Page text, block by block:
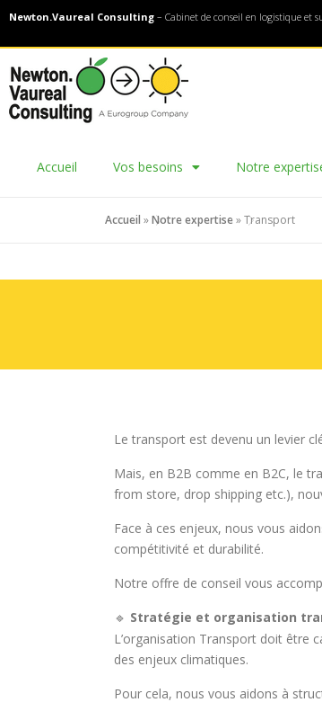
Newton.Vaureal Consulting – Cabinet de conseil en logistique et
Accueil Vos besoins Notre
Accueil »Notre expertise»Transport
Le transport est devenu un levier
Mais, en B2B comme en B2C, le
from store, drop shipping etc.),
Face à ces enjeux, nous vous
compétitivité et durabilité.
Notre offre de conseil vous
🔹 Stratégie et organisation
L’organisation Transport doit être
des enjeux climatiques.
Pour cela, nous vous aidons à